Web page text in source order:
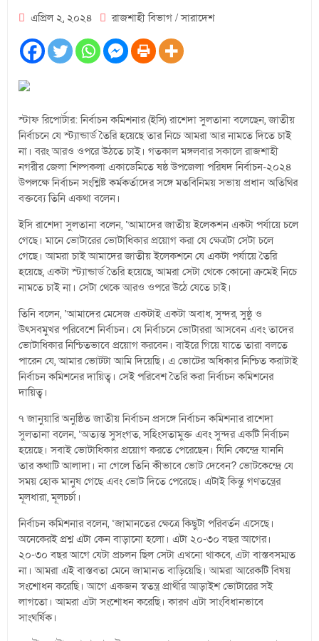
এপ্রিল ২, ২০২৪ রাজশাহী বিভাগ /সারাদেশ
স্টাফ রিপোর্টার: নির্বাচন কমিশনার (ইসি) রাশেদা সুলতানা বলেছেন, জাতীয়
নির্বাচনে যে স্ট্যান্ডার্ড তৈরি হয়েছে তার নিচে আমরা আর নামতে দিতে চাই
না। বরং আরও ওপরে উঠতে চাই। গতকাল মঙ্গলবার সকালে রাজশাহী
নগরীর জেলা শিল্পকলা একাডেমিতে ষষ্ঠ উপজেলা পরিষদ নির্বাচন-২০২৪
উপলক্ষে নির্বাচন সংশ্লিষ্ট কর্মকর্তাদের সঙ্গে মতবিনিময় সভায় প্রধান অতিথির
বক্তব্যে তিনি একথা বলেন।
ইসি রাশেদা সুলতানা বলেন, ‘আমাদের জাতীয় ইলেকশন একটা পর্যায়ে চলে
গেছে। মানে ভোটারের ভোটাধিকার প্রয়োগ করা যে ক্ষেত্রটা সেটা চলে
গেছে। আমরা চাই আমাদের জাতীয় ইলেকশনে যে একটা পর্যায়ে তৈরি
হয়েছে, একটা স্ট্যান্ডার্ড তৈরি হয়েছে, আমরা সেটা থেকে কোনো ক্রমেই নিচে
নামতে চাই না। সেটা থেকে আরও ওপরে উঠে যেতে চাই।
তিনি বলেন, ‘আমাদের মেসেজ একটাই একটা অবাধ, সুন্দর, সুষ্ঠু ও
উৎসবমুখর পরিবেশে নির্বাচন। যে নির্বাচনে ভোটাররা আসবেন এবং তাদের
ভোটাধিকার নিশ্চিতভাবে প্রয়োগ করবেন। বাইরে গিয়ে যাতে তারা বলতে
পারেন যে, আমার ভোটটা আমি দিয়েছি। এ ভোটের অধিকার নিশ্চিত করাটাই
নির্বাচন কমিশনের দায়িত্ব। সেই পরিবেশ তৈরি করা নির্বাচন কমিশনের
দায়িত্ব।
৭ জানুয়ারি অনুষ্ঠিত জাতীয় নির্বাচন প্রসঙ্গে নির্বাচন কমিশনার রাশেদা
সুলতানা বলেন, ‘অত্যন্ত সুসংগত, সহিংসতামুক্ত এবং সুন্দর একটি নির্বাচন
হয়েছে। সবাই ভোটাধিকার প্রয়োগ করতে পেরেছেন। যিনি কেন্দ্রে যাননি
তার কথাটি আলাদা। না গেলে তিনি কীভাবে ভোট দেবেন? ভোটকেন্দ্রে যে
সময় হোক মানুষ গেছে এবং ভোট দিতে পেরেছে। এটাই কিন্তু গণতন্ত্রের
মূলধারা, মূলচর্চা।
নির্বাচন কমিশনার বলেন, ‘জামানতের ক্ষেত্রে কিছুটা পরিবর্তন এসেছে।
অনেকেরই প্রশ্ন এটা কেন বাড়ানো হলো। এটা ২০-৩০ বছর আগের।
২০-৩০ বছর আগে যেটা প্রচলন ছিল সেটা এখনো থাকবে, এটা বাস্তবসম্মত
না। আমরা এই বাস্তবতা মেনে জামানত বাড়িয়েছি। আমরা আরেকটি বিষয়
সংশোধন করেছি। আগে একজন স্বতন্ত্র প্রার্থীর আড়াইশ ভোটারের সই
লাগতো। আমরা এটা সংশোধন করেছি। কারণ এটা সাংবিধানভাবে
সাংঘর্ষিক।